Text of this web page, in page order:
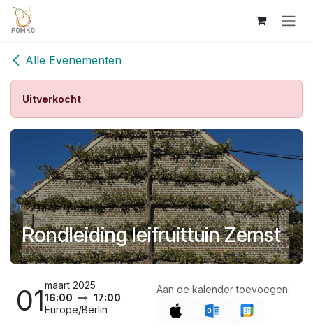
Overslaan naar inhoud
Alle Evenementen
Uitverkocht
Rondleiding leifruittuin Zemst
01maart 2025
16:00
17:00
Europe/Berlin
Aan de kalender toevoegen: